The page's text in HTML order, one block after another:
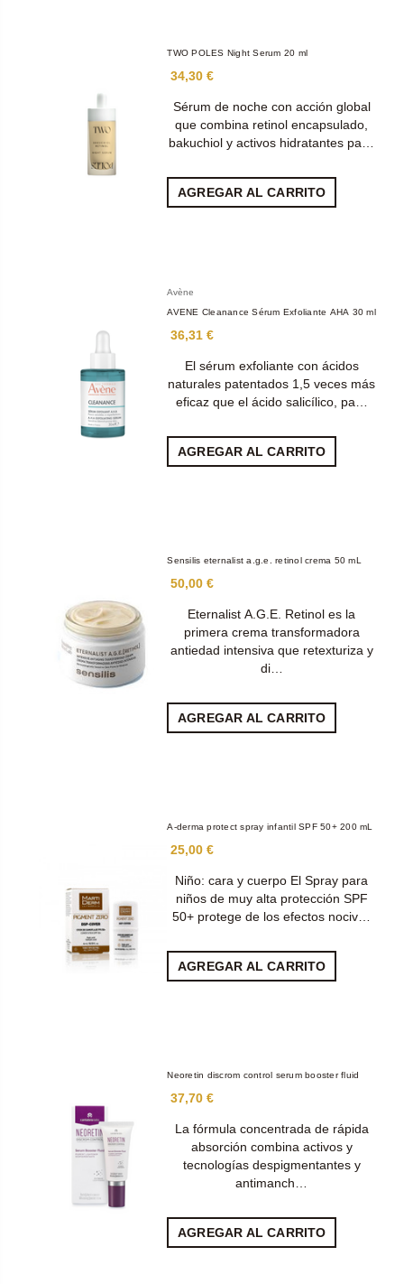
TWO POLES Night Serum 20 ml
34,30 €
Sérum de noche con acción global
que combina retinol encapsulado,
bakuchiol y activos hidratantes pa…
AGREGAR AL CARRITO
Avène
AVENE Cleanance Sérum Exfoliante AHA 30 ml
36,31 €
El sérum exfoliante con ácidos
naturales patentados 1,5 veces más
eficaz que el ácido salicílico, pa…
AGREGAR AL CARRITO
Sensilis eternalist a.g.e. retinol crema 50 mL
50,00 €
Eternalist A.G.E. Retinol es la
primera crema transformadora
antiedad intensiva que retexturiza y
di…
AGREGAR AL CARRITO
A-derma protect spray infantil SPF 50+ 200 mL
25,00 €
Niño: cara y cuerpo El Spray para
niños de muy alta protección SPF
50+ protege de los efectos nociv…
AGREGAR AL CARRITO
Neoretin discrom control serum booster fluid
37,70 €
La fórmula concentrada de rápida
absorción combina activos y
tecnologías despigmentantes y
antimanch…
AGREGAR AL CARRITO